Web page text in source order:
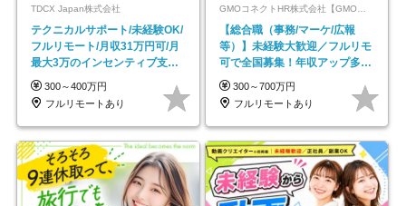
TDCX Japan株式会社
テクニカルサポート/未経験OK/
フルリモート/月収31万円可/月
最大3万のインセンティブ支給/
平均年齢33歳
300～400万円
フルリモートあり
GMOコネクトHR株式会社【GMOインターネットグループ】
【総合職（事務/マーケ/広報
等）】未経験大歓迎／フルリモ
可で全国募集！年収アップ多数
★年休最大130日★
300～700万円
フルリモートあり